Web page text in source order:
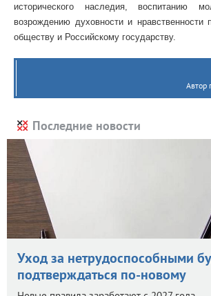
исторического наследия, воспитанию
возрождению духовности и нравственности
обществу и Российскому государству.
Автор
Последние новости
Уход за нетрудоспособными
подтверждаться по-новому